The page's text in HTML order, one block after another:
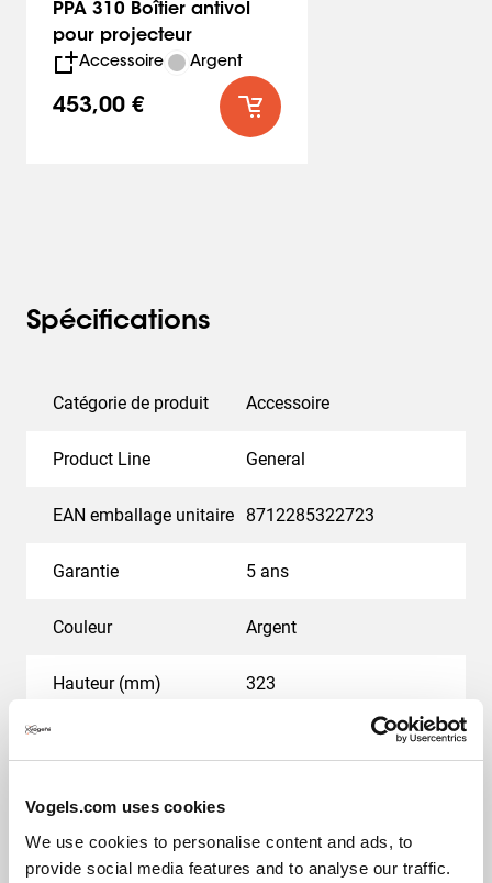
Vogels.com uses cookies
We use cookies to personalise content and ads, to
provide social media features and to analyse our traffic.
PPA 310 Boîtier antivol
pour projecteur
Accessoire Argent
453,00 €
Spécifications
Catégorie de produit Accessoire
Product Line General
EAN emballage unitaire 8712285322723
Garantie 5 ans
Couleur Argent
Hauteur (mm) 323
Profondeur (mm)
Profondeur réglable Non